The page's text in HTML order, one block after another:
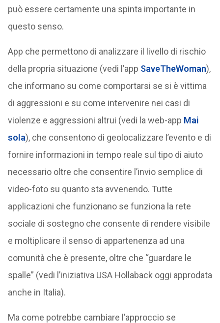
può essere certamente una spinta importante in
questo senso.
App che permettono di analizzare il livello di rischio
della propria situazione (vedi l’app SaveTheWoman),
che informano su come comportarsi se si è vittima
di aggressioni e su come intervenire nei casi di
violenze e aggressioni altrui (vedi la web-app Mai
sola), che consentono di geolocalizzare l’evento e di
fornire informazioni in tempo reale sul tipo di aiuto
necessario oltre che consentire l’invio semplice di
video-foto su quanto sta avvenendo. Tutte
applicazioni che funzionano se funziona la rete
sociale di sostegno che consente di rendere visibile
e moltiplicare il senso di appartenenza ad una
comunità che è presente, oltre che “guardare le
spalle” (vedi l’iniziativa USA Hollaback oggi approdata
anche in Italia).
Ma come potrebbe cambiare l’approccio se